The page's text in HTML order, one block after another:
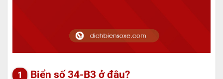
Biển số 34-B3 ở đâu?